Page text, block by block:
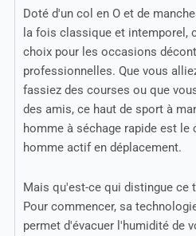
Doté d'un col en O et de
la fois classique et intemporel,
choix pour les occasions
professionnelles. Que vous
fassiez des courses ou que
des amis, ce haut de sport à
homme à séchage rapide est
homme actif en déplacement.
Mais qu'est-ce qui distingue ce
Pour commencer, sa
permet d'évacuer l'humidité de